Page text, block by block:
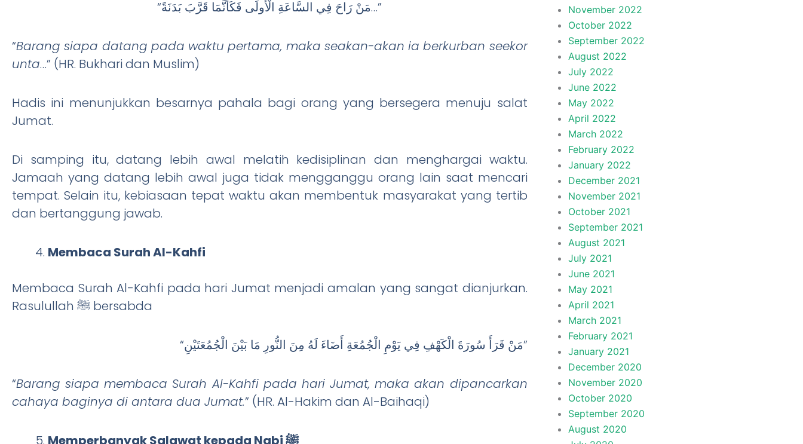
“مَنْ رَاحَ فِي السَّاعَةِ الْأُولَى فَكَأَنَّمَا قَرَّبَ بَدَنَةً…”
“Barang siapa datang pada waktu pertama, maka seakan-akan ia berkurban seekor
unta…” (HR. Bukhari dan Muslim)
Hadis ini menunjukkan besarnya pahala bagi orang yang bersegera menuju salat
Jumat.
Di samping itu, datang lebih awal melatih kedisiplinan dan menghargai waktu.
Jamaah yang datang lebih awal juga tidak mengganggu orang lain saat mencari
tempat. Selain itu, kebiasaan tepat waktu akan membentuk masyarakat yang tertib
dan bertanggung jawab.
Membaca Surah Al-Kahfi
Membaca Surah Al-Kahfi pada hari Jumat menjadi amalan yang sangat dianjurkan.
Rasulullah ﷺ bersabda
“مَنْ قَرَأَ سُورَةَ الْكَهْفِ فِي يَوْمِ الْجُمُعَةِ أَضَاءَ لَهُ مِنَ النُّورِ مَا بَيْنَ الْجُمُعَتَيْنِ”
“Barang siapa membaca Surah Al-Kahfi pada hari Jumat, maka akan dipancarkan
cahaya baginya di antara dua Jumat.” (HR. Al-Hakim dan Al-Baihaqi)
Memperbanyak Salawat kepada Nabi ﷺ
November 2022
October 2022
September 2022
August 2022
July 2022
June 2022
May 2022
April 2022
March 2022
February 2022
January 2022
December 2021
November 2021
October 2021
September 2021
August 2021
July 2021
June 2021
May 2021
April 2021
March 2021
February 2021
January 2021
December 2020
November 2020
October 2020
September 2020
August 2020